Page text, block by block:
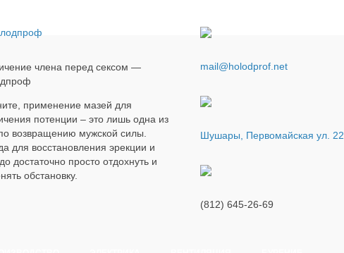
члена перед сексом —
применение мазей для
потенции – это лишь одна из
возвращению мужской силы.
для восстановления эрекции и
достаточно просто отдохнуть и
обстановку.
mail@holodprof.net
Шушары, Первомайская ул. 22
(812) 645-26-69